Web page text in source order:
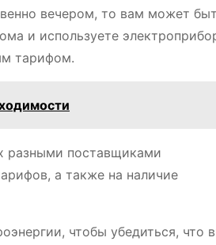
вечером, то вам может
и используете
тарифом.
разными поставщиками
а также на наличие
чтобы убедиться, что